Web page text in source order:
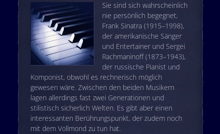
Sie sind sich wahrscheinlich
nie persönlich begegnet,
Frank Sinatra (1915–1998),
der amerikanische Sänger
und Entertainer und Sergei
Rachmaninoff (1873–1943),
der russische Pianist und
Komponist, obwohl es rechnerisch möglich
gewesen wäre. Zwischen den beiden Musikern
lagen allerdings fast zwei Generationen und
stilistisch sicherlich Welten. Es gibt aber einen
interessanten Berührungspunkt, der zudem noch
mit dem Vollmond zu tun hat.